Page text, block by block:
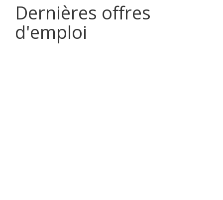
Dernières offres
d'emploi